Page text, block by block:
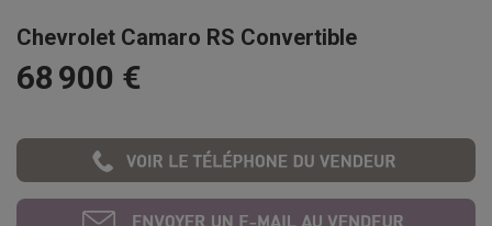
Chevrolet Camaro RS Convertible
68 900 €